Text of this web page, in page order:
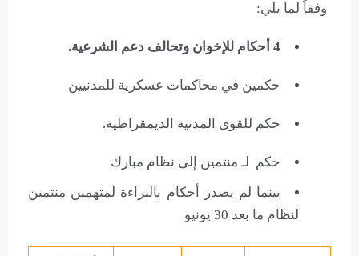
وفقاً لما يلي:
4 أحكام للإخوان وتحالف دعم الشرعية.
حكمين في محاكمات عسكرية للمدنيين
حكم للقوى المدنية الديمقراطية.
حكم لـ منتمين إلى نظام مبارك
بينما لم يصدر أحكام بالبراءة لمتهمين منتمين
لنظام ما بعد 30 يونيو